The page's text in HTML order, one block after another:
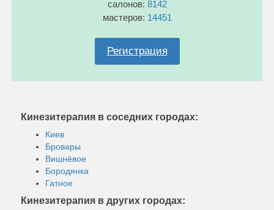
салонов: 8142
мастеров: 14451
Регистрация
Кинезитерапия в соседних городах:
Киев
Бровары
Вишнёвое
Бородянка
Гатное
Кинезитерапия в других городах: